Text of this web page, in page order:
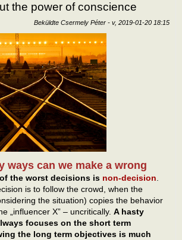
the power of conscience
Beküldte Csermely Péter - v, 2019-01-20 18:15
ways can we make a wrong
the worst decisions is non-decision.
is to follow the crowd, when the
the situation) copies the behavior
„influencer X” – uncritically. A hasty
focuses on the short term
the long term objectives is much